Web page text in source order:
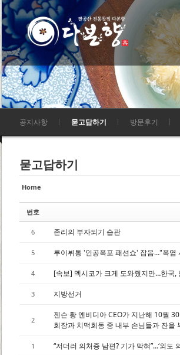
공지사항 묻고답하기 방문후기
묻고답하기
Home
번호
6 존리의 부자되기 습관
5 루이뷔통 '인공폭포 패션쇼' 잡음…"폭염
4 [속보] 멕시코가 크게 도와줬지만…한국,
3 지방선거
2
젠슨 황 엔비디아 CEO가 지난해 10월
회장과 치맥회동 중 내부 손님들과 잔을
1 “저더러 의처증 남편? 기가 막혀”…‘외도
Sketchbook5, 스케치
Sketchbook5, 스케치
Sketchbook5, 스케치
Sketchbook5, 스케치